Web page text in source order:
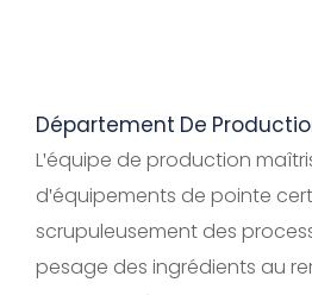
Département De
L'équipe de production
d'équipements de pointe
scrupuleusement des
pesage des ingrédients au